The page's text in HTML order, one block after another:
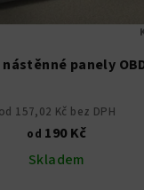
panely
od 157,02 Kč bez DPH
od 190 Kč
Skladem